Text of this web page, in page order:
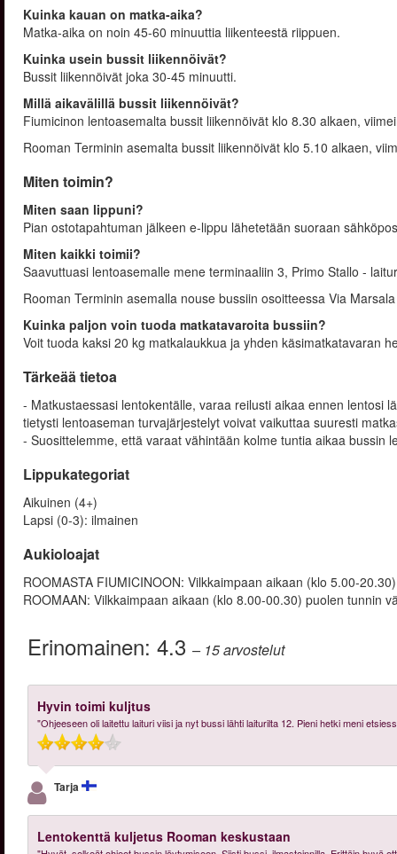
Kuinka kauan on matka-aika?
Matka-aika on noin 45-60 minuuttia liikenteestä riippuen.
Kuinka usein bussit liikennöivät?
Bussit liikennöivät joka 30-45 minuutti.
Millä aikavälillä bussit liikennöivät?
Fiumicinon lentoasemalta bussit liikennöivät klo 8.30 alkaen,
Rooman Terminin asemalta bussit liikennöivät klo 5.10 alkaen,
Miten toimin?
Miten saan lippuni?
Pian ostotapahtuman jälkeen e-lippu lähetetään suoraan
Miten kaikki toimii?
Saavuttuasi lentoasemalle mene terminaaliin 3, Primo Stallo -
Rooman Terminin asemalla nouse bussiin osoitteessa Via
Kuinka paljon voin tuoda matkatavaroita bussiin?
Voit tuoda kaksi 20 kg matkalaukkua ja yhden käsimatkatavaran
Tärkeää tietoa
- Matkustaessasi lentokentälle, varaa reilusti aikaa ennen lentosi
tietysti lentoaseman turvajärjestelyt voivat vaikuttaa suuresti
- Suosittelemme, että varaat vähintään kolme tuntia aikaa bussin
Lippukategoriat
Aikuinen (4+)
Lapsi (0-3): ilmainen
Aukioloajat
ROOMASTA FIUMICINOON: Vilkkaimpaan aikaan (klo 5.00-
ROOMAAN: Vilkkaimpaan aikaan (klo 8.00-00.30) puolen tunnin
Erinomainen: 4.3 – 15arvostelut
Hyvin toimi kuljtus
"Ohjeeseen oli laitettu laituri viisi ja nyt bussi lähti laiturilta 12. Pieni hetki meni
Tarja
Lentokenttä kuljetus Rooman keskustaan